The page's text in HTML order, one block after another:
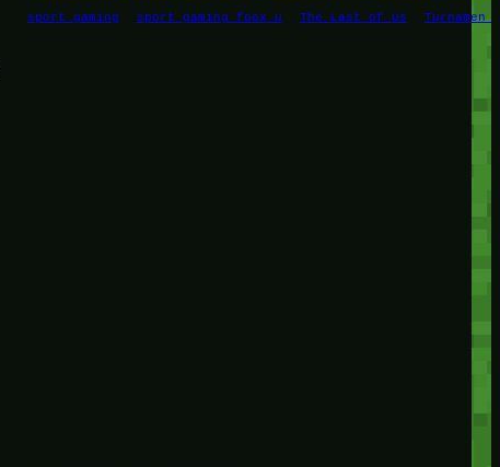
sport gaming
sport gaming foox u The Last of Us Turnamen